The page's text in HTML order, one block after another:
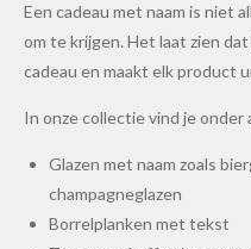
Een cadeau met naam is niet
om te krijgen. Het laat zien
cadeau en maakt elk product
In onze collectie vind je onder
Glazen met naam zoals
champagneglazen
Borrelplanken met tekst